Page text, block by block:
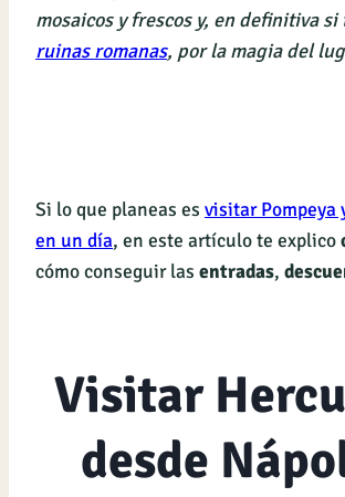
mosaicos y frescos y, en definitiva
ruinas romanas, por la magia del
Si lo que planeas es visitar Pompeya
en un día, en este artículo te explico
cómo conseguir las entradas,
Visitar
desde